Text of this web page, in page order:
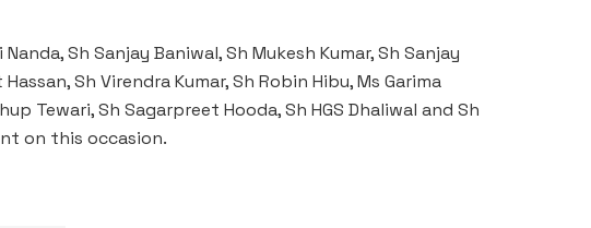
Sh Sanjay Baniwal, Sh Mukesh Kumar, Sh Sanjay
Sh Virendra Kumar, Sh Robin Hibu, Ms Garima
Tewari, Sh Sagarpreet Hooda, Sh HGS Dhaliwal and Sh
on this occasion.